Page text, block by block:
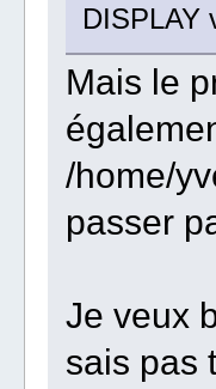
DISPLAY
Mais le
/home/
passer
Je veux
sais pas